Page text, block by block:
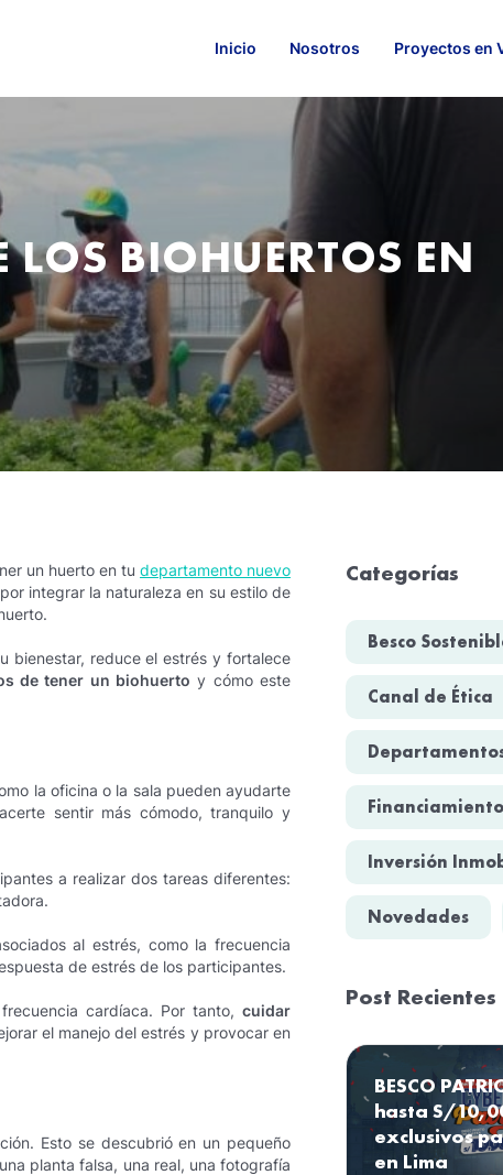
Inicio Nosotros Proyectos en
LOS BIOHUERTOS EN
un huerto en tu departamento nuevo
integrar la naturaleza en su estilo de
bienestar, reduce el estrés y fortalece
de tener un biohuerto y cómo este
la oficina o la sala pueden ayudarte
sentir más cómodo, tranquilo y
a realizar dos tareas diferentes:
al estrés, como la frecuencia
de estrés de los participantes.
cardíaca. Por tanto, cuidar
el manejo del estrés y provocar en
Esto se descubrió en un pequeño
planta falsa, una real, una fotografía
Categorías
Besco
Canal de Ética
Financiamiento
Inversión
Novedades
Post Recientes
BESCO
hasta S/
exclusivos
en Lima